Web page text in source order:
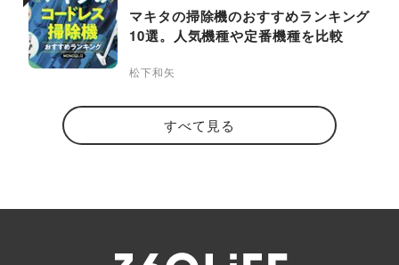
マキタの掃除機のおすすめランキング
10選。人気機種や定番機種を比較
松下和矢
すべて見る